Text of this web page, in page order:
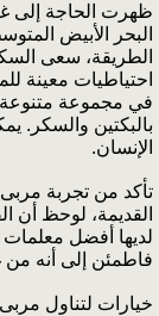
ظهرت الحاجة إلى
البحر الأبيض
الطريقة، سعى
احتياطيات معينة
في مجموعة
بالبكتين والسكر.
الإنسان.
تأكد من تجربة مربى
القديمة، لوحظ أن
لديها أفضل معلمات
فاطمئن إلى أنه من
خيارات لتناول مربى